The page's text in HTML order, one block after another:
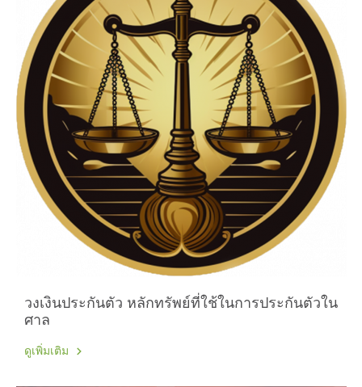
วงเงินประกันตัว หลักทรัพย์ที่ใช้ในการประกันตัวใน
ศาล
ดูเพิ่มเติม